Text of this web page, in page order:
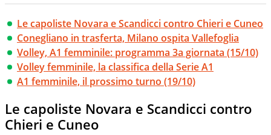
Le capoliste Novara e Scandicci contro Chieri e Cuneo
Conegliano in trasferta, Milano ospita Vallefoglia
Volley, A1 femminile: programma 3a giornata (15/10)
Volley femminile, la classifica della Serie A1
A1 femminile, il prossimo turno (19/10)
Le capoliste Novara e Scandicci contro
Chieri e Cuneo